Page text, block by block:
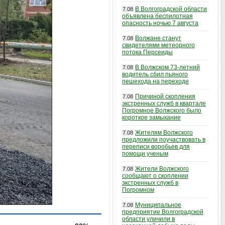
7.08 В Волгоградской области
объявлена беспилотная
опасность ночью 7 августа
7.08 Волжане станут
свидетелями метеорного
потока Персеиды
7.08 В Волжском 73-летний
водитель сбил пьяного
пешехода на переходе
7.08 Причиной скопления
экстренных служб в квартале
Погромное Волжского было
короткое замыкание
7.08 Жителям Волжского
предложили поучаствовать в
переписи воробьев для
помощи ученым
7.08 Жители Волжского
сообщают о скоплении
экстренных служб в
Погромном
7.08 Муниципальное
предприятие Волгоградской
области уличили в